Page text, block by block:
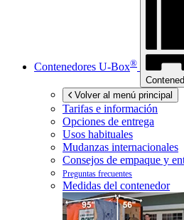
Contenedores U-Box®
Volver al menú principal
Tarifas e información
Opciones de entrega
Usos habituales
Mudanzas internacionales
Consejos de empaque y
Preguntas frecuentes
Medidas del contenedor